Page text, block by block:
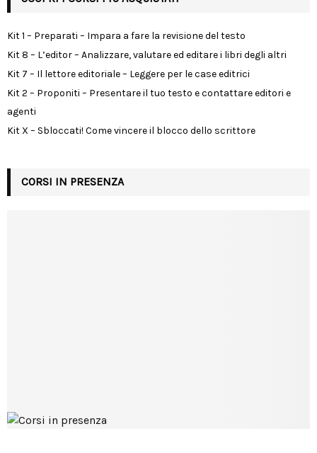
Kit 1 – Preparati – Impara a fare la revisione del testo
Kit 8 – L’editor – Analizzare, valutare ed editare i libri degli altri
Kit 7 – Il lettore editoriale – Leggere per le case editrici
Kit 2 – Proponiti – Presentare il tuo testo e contattare editori e
agenti
Kit X – Sbloccati! Come vincere il blocco dello scrittore
CORSI IN PRESENZA